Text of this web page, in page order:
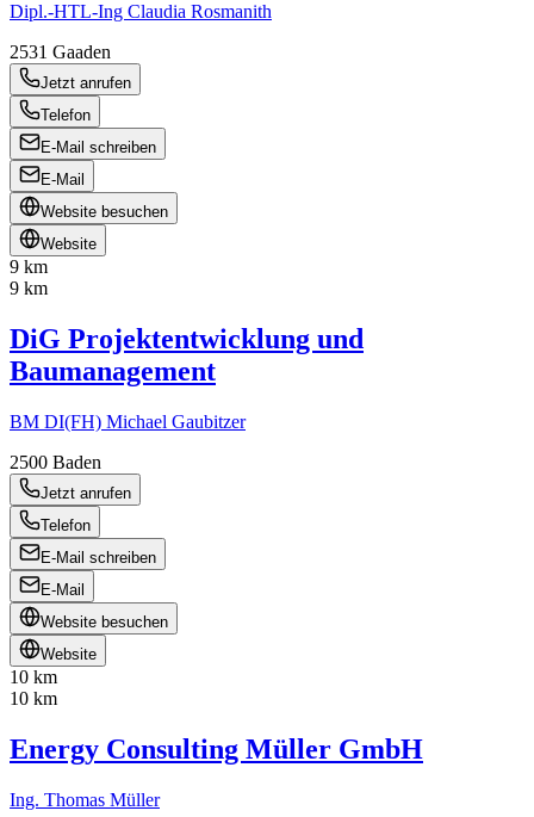
Dipl.-HTL-Ing Claudia Rosmanith
2531 Gaaden
Jetzt anrufen
Telefon
E-Mail schreiben
E-Mail
Website besuchen
Website
9 km
9 km
DiG Projektentwicklung und
Baumanagement
BM DI(FH) Michael Gaubitzer
2500 Baden
Jetzt anrufen
Telefon
E-Mail schreiben
E-Mail
Website besuchen
Website
10 km
10 km
Energy Consulting Müller GmbH
Ing. Thomas Müller